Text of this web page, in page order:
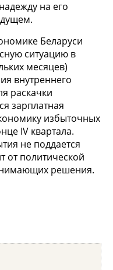
на его
Беларуси
ситуацию в
месяцев)
внутреннего
раскачки
зарплатная
избыточных
IV квартала.
не поддается
от политической
решения.